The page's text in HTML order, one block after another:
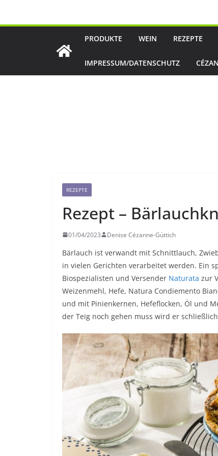
PRODUKTE WEIN REZEPTE
IMPRESSUM/DATENSCHUTZ
REZEPTE
Rezept –
01/04/2023 Denise Cézanne-Güttich
Bärlauch ist verwandt mit Schnittlauch,
in vielen Gerichten verarbeitet werden. Ein
Biospezialisten und Versender Naturata zur
Weizenmehl, Hefe, Natura Condiemento
und mit Pinienkernen, Hefeflocken, Öl und
der Teig noch gehen muss wird er